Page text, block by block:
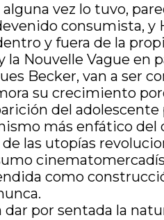
vez lo tuvo,
consumista, y
y fuera de la
la Nouvelle Vague en
Becker, van a ser
su crecimiento
del
más enfático del
las utopías
como
por sentada la